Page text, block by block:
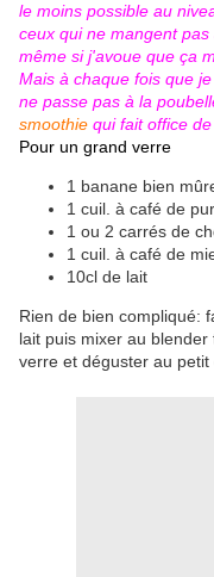
le moins possible au
ceux qui ne mangent
même si j'avoue que ça
Mais à chaque fois que
ne passe pas à la
smoothie qui fait office
Pour un grand verre
1 banane bien
1 cuil. à café de
1 ou 2 carrés de
1 cuil. à café de
10cl de lait
Rien de bien compliqué:
lait puis mixer au
verre et déguster au